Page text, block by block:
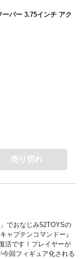
バー 3.75インチ アク
売り切れ
でおなじみ52TOYSの
ャプテンコマンドー』
活です！プレイヤーが
回フィギュア化される